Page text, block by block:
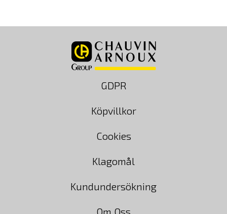
GDPR
Köpvillkor
Cookies
Klagomål
Kundundersökning